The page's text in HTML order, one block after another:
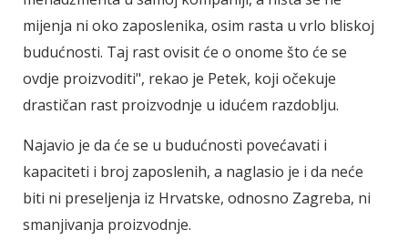
mijenja ni oko zaposlenika, osim rasta u vrlo bliskoj
budućnosti. Taj rast ovisit će o onome što će se
ovdje proizvoditi", rekao je Petek, koji očekuje
drastičan rast proizvodnje u idućem razdoblju.
Najavio je da će se u budućnosti povećavati i
kapaciteti i broj zaposlenih, a naglasio je i da neće
biti ni preseljenja iz Hrvatske, odnosno Zagreba, ni
smanjivanja proizvodnje.